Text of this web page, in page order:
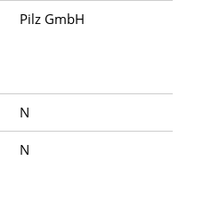
Pilz GmbH
N
N